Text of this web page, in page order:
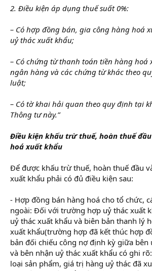
2. Điều kiện áp dụng thuế suất 0%:
– Có hợp đồng bán, gia công hàng hoá
uỷ thác xuất khẩu;
– Có chứng từ thanh toán tiền hàng hoá
ngân hàng và các chứng từ khác theo
luật;
– Có tờ khai hải quan theo quy định tại
Thông tư này.”
Điều kiện khấu trừ thuế, hoàn thuế
hoá xuất khẩu
Để được khấu trừ thuế, hoàn thuế đầu
xuất khẩu phải có đủ điều kiện sau:
- Hợp đồng bán hàng hoá cho tổ chức,
ngoài: Đối với trường hợp uỷ thác xuất
uỷ thác xuất khẩu và biên bản thanh lý
xuất khẩu(trường hợp đã kết thúc hợp
bản đối chiếu công nợ định kỳ giữa bên
và bên nhận uỷ thác xuất khẩu có ghi
loại sản phẩm, giá trị hàng uỷ thác đã